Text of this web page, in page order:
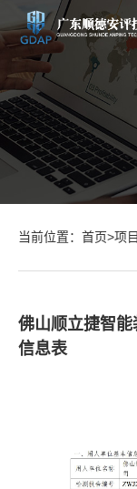
当前位置： 首页>项
佛山顺立捷智
信息表